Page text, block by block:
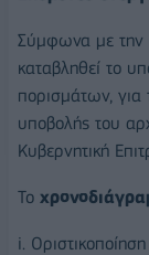
Σύμφωνα με την
καταβληθεί το
πορισμάτων, για
υποβολής του
Κυβερνητική
Το
i.